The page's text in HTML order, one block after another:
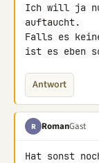
Ich will ja
auftaucht.
Falls es
ist es eben
Antwort
R RomanGast
Hat sonst